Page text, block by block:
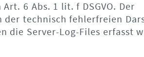
6 Abs. 1 lit. f DSGVO. Der
technisch fehlerfreien
die Server-Log-Files erfasst